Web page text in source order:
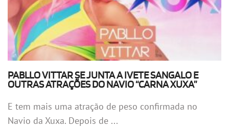
PABLLO VITTAR SE JUNTA A IVETE SANGALO E
OUTRAS ATRAÇÕES DO NAVIO “CARNA XUXA”
E tem mais uma atração de peso confirmada no
Navio da Xuxa. Depois de ...